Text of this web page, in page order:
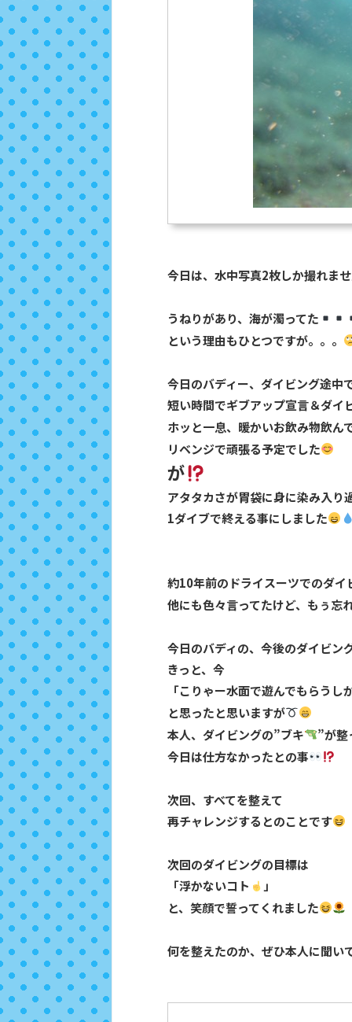
今日は、水中写真2枚しか撮れま
うねりがあり、海が濁ってた
という理由もひとつですが。。。
今日のバディー、ダイビング途中
短い時間でギブアップ宣言＆ダイ
ホッと一息、暖かいお飲み物飲ん
リベンジで頑張る予定でした
が
アタタカさが胃袋に身に染み入り
1ダイブで終える事にしました
約10年前のドライスーツでのダ
他にも色々言ってたけど、もぅ忘
今日のバディの、今後のダイビン
きっと、今
「こりゃー水面で遊んでもらうし
と思ったと思いますが
本人、ダイビングの”ブキ
”が整
今日は仕方なかったとの事
次回、すべてを整えて
再チャレンジするとのことです
次回のダイビングの目標は
「浮かないコト
」
と、笑顔で誓ってくれました
何を整えたのか、ぜひ本人に聞い